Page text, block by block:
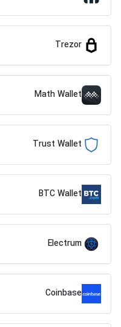
Trezor
Math Wallet
Trust Wallet
BTC Wallet
Electrum
Coinbase